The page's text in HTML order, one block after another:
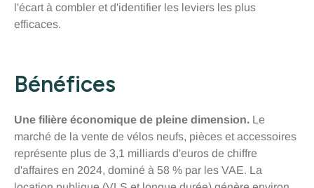
l'écart à combler et d'identifier les leviers les plus
efficaces.
Bénéfices
Une filière économique de pleine dimension. Le
marché de la vente de vélos neufs, pièces et accessoires
représente plus de 3,1 milliards d'euros de chiffre
d'affaires en 2024, dominé à 58 % par les VAE. La